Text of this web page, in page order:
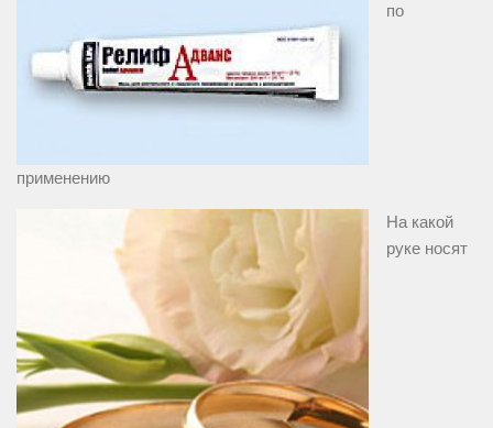
по
применению
На какой
руке носят